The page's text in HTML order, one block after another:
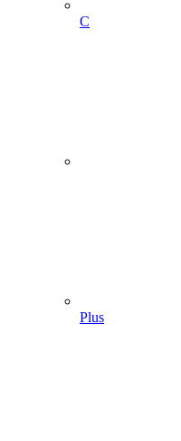
C
Plus